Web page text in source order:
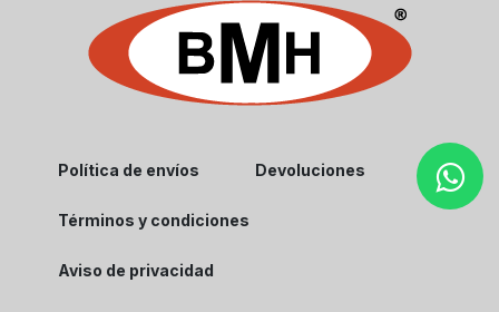
Política de envíos Devoluciones
Términos y condiciones
Aviso de privacidad